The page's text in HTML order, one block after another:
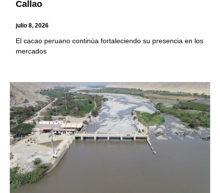
Callao
julio 8, 2026
El cacao peruano continúa fortaleciendo su presencia en los
mercados